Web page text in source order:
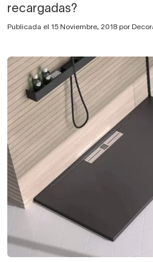
recargadas?
Publicada el 15 Noviembre, 2018 por